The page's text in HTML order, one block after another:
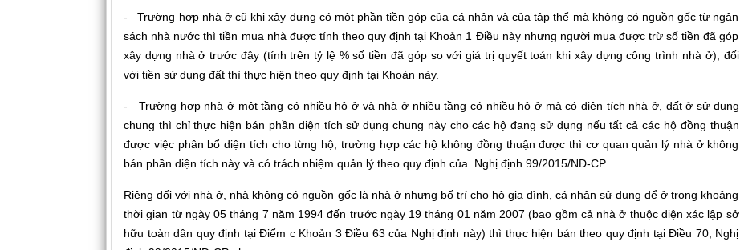
- Trường hợp nhà ở cũ khi xây dựng có một phần tiền góp của cá nhân và của tập thể mà không có nguồn gốc từ ngân
sách nhà nước thì tiền mua nhà được tính theo quy định tại Khoản 1 Điều này nhưng người mua được trừ số tiền đã góp
xây dựng nhà ở trước đây (tính trên tỷ lệ % số tiền đã góp so với giá trị quyết toán khi xây dựng công trình nhà ở); đối
với tiền sử dụng đất thì thực hiện theo quy định tại Khoản này.
- Trường hợp nhà ở một tầng có nhiều hộ ở và nhà ở nhiều tầng có nhiều hộ ở mà có diện tích nhà ở, đất ở sử dụng
chung thì chỉ thực hiện bán phần diện tích sử dụng chung này cho các hộ đang sử dụng nếu tất cả các hộ đồng thuận
được việc phân bổ diện tích cho từng hộ; trường hợp các hộ không đồng thuận được thì cơ quan quản lý nhà ở không
bán phần diện tích này và có trách nhiệm quản lý theo quy định của Nghị định 99/2015/NĐ-CP .
Riêng đối với nhà ở, nhà không có nguồn gốc là nhà ở nhưng bố trí cho hộ gia đình, cá nhân sử dụng để ở trong khoảng
thời gian từ ngày 05 tháng 7 năm 1994 đến trước ngày 19 tháng 01 năm 2007 (bao gồm cả nhà ở thuộc diện xác lập sở
hữu toàn dân quy định tại Điểm c Khoản 3 Điều 63 của Nghị định này) thì thực hiện bán theo quy định tại Điều 70, Nghị